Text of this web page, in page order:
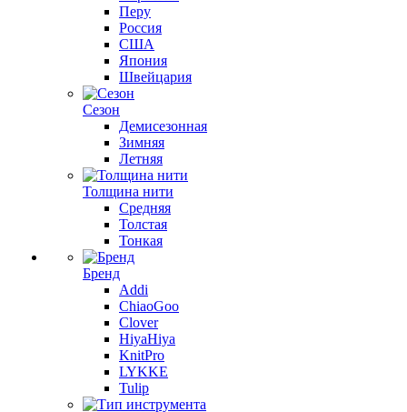
Перу
Россия
США
Япония
Швейцария
Сезон
Демисезонная
Зимняя
Летняя
Толщина нити
Средняя
Толстая
Тонкая
Бренд
Addi
ChiaoGoo
Clover
HiyaHiya
KnitPro
LYKKE
Tulip